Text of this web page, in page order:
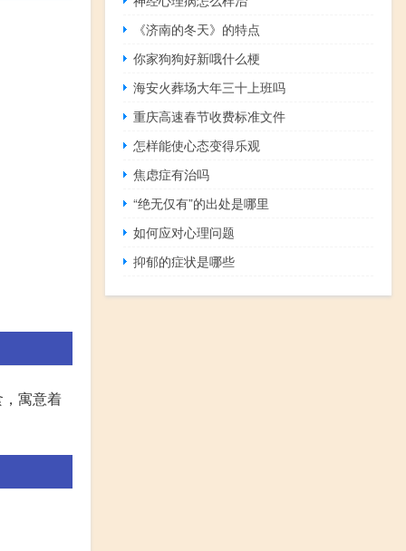
寓意着
《济南的冬天》的特点
你家狗狗好新哦什么梗
海安火葬场大年三十上班吗
重庆高速春节收费标准文件
怎样能使心态变得乐观
焦虑症有治吗
“绝无仅有”的出处是哪里
如何应对心理问题
抑郁的症状是哪些